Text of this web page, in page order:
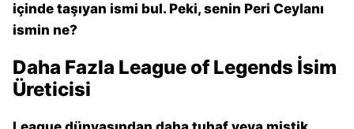
içinde taşıyan ismi bul. Peki, senin Peri Ceylanı
ismin ne?
Daha Fazla League of Legends İsim
Üreticisi